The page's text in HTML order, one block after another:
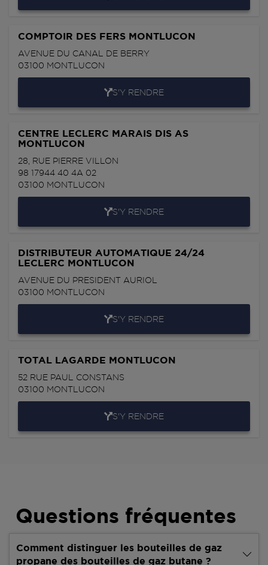
COMPTOIR DES FERS MONTLUCON
AVENUE DU CANAL DE BERRY
03100 MONTLUCON
S'Y RENDRE
CENTRE LECLERC MARAIS DIS AS
MONTLUCON
28, RUE PIERRE VILLON
98 17944 40 4A 02
03100 MONTLUCON
S'Y RENDRE
DISTRIBUTEUR AUTOMATIQUE 24/24
LECLERC MONTLUCON
AVENUE DU PRESIDENT AURIOL
03100 MONTLUCON
S'Y RENDRE
TOTAL LAGARDE MONTLUCON
52 RUE PAUL CONSTANS
03100 MONTLUCON
S'Y RENDRE
Questions fréquentes
Comment distinguer les bouteilles de gaz
propane des bouteilles de gaz butane ?